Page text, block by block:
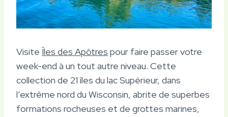
Visite Îles des Apôtres pour faire passer votre
week-end à un tout autre niveau. Cette
collection de 21 îles du lac Supérieur, dans
l’extrême nord du Wisconsin, abrite de superbes
formations rocheuses et de grottes marines,